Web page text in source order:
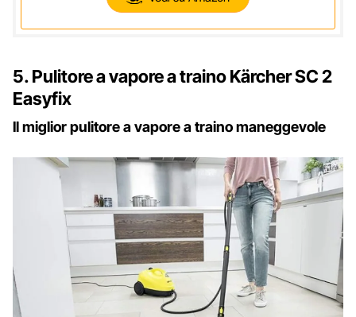
5. Pulitore a vapore a traino Kärcher SC 2
Easyfix
Il miglior pulitore a vapore a traino maneggevole